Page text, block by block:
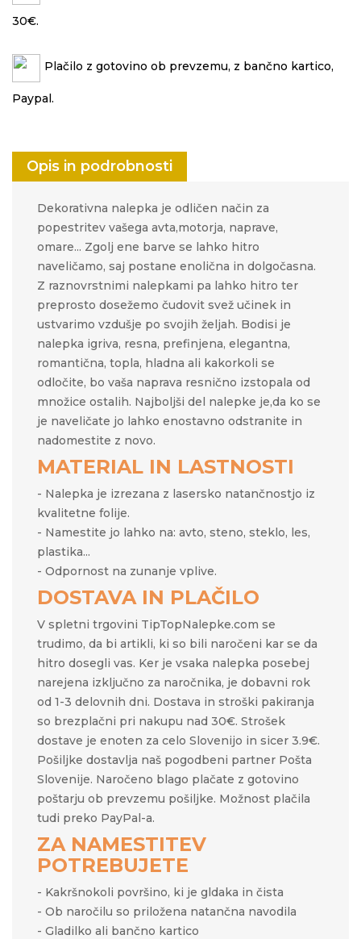
30€.
Plačilo z gotovino ob prevzemu, z bančno kartico,
Paypal.
Opis in podrobnosti
Dekorativna nalepka je odličen način za
popestritev vašega avta,motorja, naprave,
omare... Zgolj ene barve se lahko hitro
naveličamo, saj postane enolična in dolgočasna.
Z raznovrstnimi nalepkami pa lahko hitro ter
preprosto dosežemo čudovit svež učinek in
ustvarimo vzdušje po svojih željah.​​ Bodisi je
nalepka igriva, resna, prefinjena, elegantna,
romantična, topla, hladna ali kakorkoli se
odločite, bo vaša naprava resnično izstopala od
množice ostalih. Najboljši del nalepke je,da ko se
je naveličate jo lahko enostavno odstranite in
nadomestite z novo.
MATERIAL IN LASTNOSTI
- Nalepka je izrezana z lasersko natančnostjo iz
kvalitetne folije.
- Namestite jo lahko na: avto, steno, steklo, les,
plastika...
- Odpornost na zunanje vplive.
DOSTAVA IN PLAČILO
V spletni trgovini TipTopNalepke.com se
trudimo, da bi artikli, ki so bili naročeni kar se da
hitro dosegli vas. Ker je vsaka nalepka posebej
narejena izključno za naročnika, je dobavni rok
od 1-3 delovnih dni. Dostava in stroški pakiranja
so brezplačni pri nakupu nad 30€. Strošek
dostave je enoten za celo Slovenijo in sicer 3.9€.
Pošiljke dostavlja naš pogodbeni partner Pošta
Slovenije. Naročeno blago plačate z gotovino
poštarju ob prevzemu pošiljke. Možnost plačila
tudi preko PayPal-a.
ZA NAMESTITEV
POTREBUJETE
- Kakršnokoli površino, ki je gldaka in čista
- Ob naročilu so priložena natančna navodila
- Gladilko ali bančno kartico